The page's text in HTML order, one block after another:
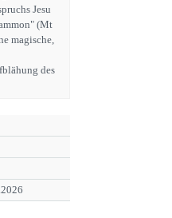
Jesu
(Mt
magische,
des